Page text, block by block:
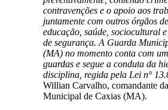
contravenções e o apoio aos
juntamente com outros órgãos
educação, saúde, sociocultural
de segurança. A Guarda
(MA) no momento conta com
guardas e segue a conduta da
disciplina, regida pela Lei n°
Willian Carvalho, comandante
Municipal de Caxias (MA).